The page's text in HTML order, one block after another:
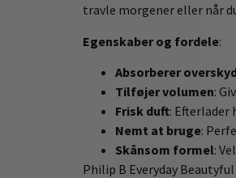
travle morgener eller når
Egenskaber og fordele:
Absorberer
Tilføjer volumen:
Frisk duft: Efterlader
Nemt at bruge:
Skånsom formel:
Philip B Everyday